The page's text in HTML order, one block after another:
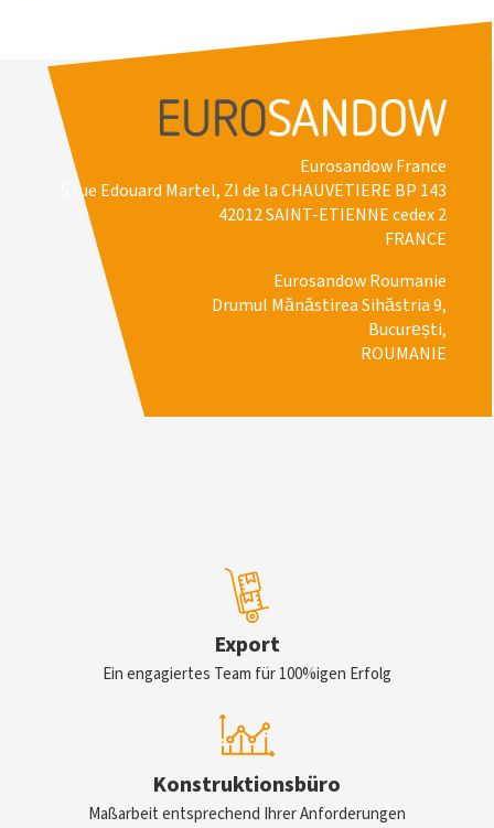
Eurosandow France
5 rue Edouard Martel, ZI de la CHAUVETIERE BP 143
42012 SAINT-ETIENNE cedex 2
FRANCE
Eurosandow Roumanie
Drumul Mănăstirea Sihăstria 9,
București,
ROUMANIE
Export
Ein engagiertes Team für 100%igen Erfolg
Konstruktionsbüro
Maßarbeit entsprechend Ihrer Anforderungen